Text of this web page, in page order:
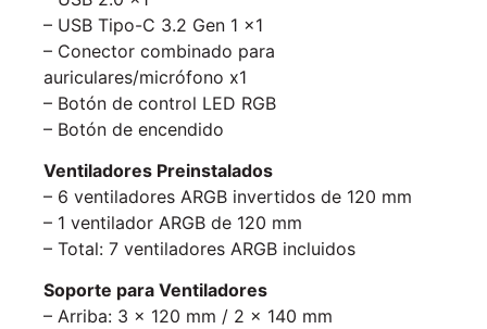
– USB Tipo-C 3.2 Gen 1 x1
– Conector combinado para
auriculares/micrófono x1
– Botón de control LED RGB
– Botón de encendido
Ventiladores Preinstalados
– 6 ventiladores ARGB invertidos de 120 mm
– 1 ventilador ARGB de 120 mm
– Total: 7 ventiladores ARGB incluidos
Soporte para Ventiladores
– Arriba: 3 x 120 mm / 2 x 140 mm